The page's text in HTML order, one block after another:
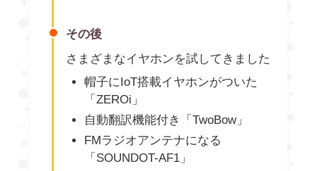
その後
さまざまなイヤホンを試してきました
帽子にIoT搭載イヤホンがついた
「ZEROi」
自動翻訳機能付き「TwoBow」
FMラジオアンテナになる
「SOUNDOT-AF1」